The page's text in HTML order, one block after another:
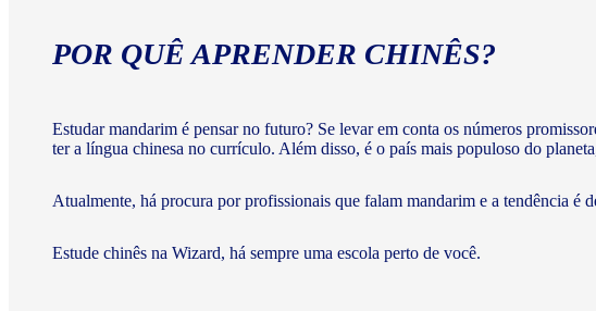
POR QUÊ APRENDER CHINÊS?
Estudar mandarim é pensar no futuro? Se levar em conta os números
ter a língua chinesa no currículo. Além disso, é o país mais populoso do
Atualmente, há procura por profissionais que falam mandarim e a tendência é
Estude chinês na Wizard, há sempre uma escola perto de você.